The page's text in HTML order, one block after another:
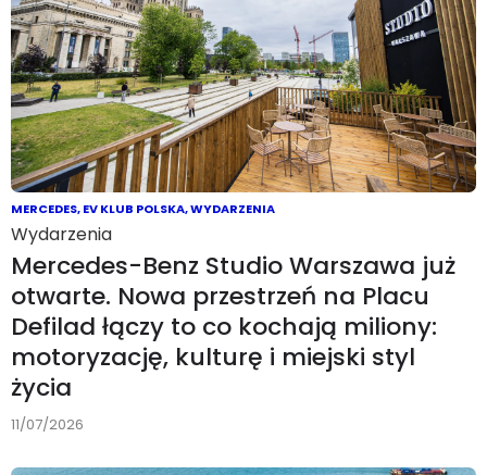
MERCEDES,EV KLUB POLSKA,WYDARZENIA
Wydarzenia
Mercedes-Benz Studio Warszawa już
otwarte. Nowa przestrzeń na Placu
Defilad łączy to co kochają miliony:
motoryzację, kulturę i miejski styl
życia
11/07/2026